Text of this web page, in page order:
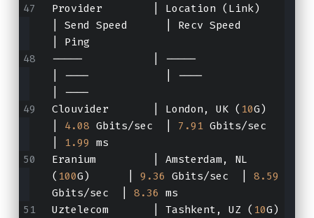
Provider        | Location (Link)
| Send Speed      | Recv Speed
| Ping
-----           | -----
| ----            | ----
| ----
Clouvider       | London, UK ( 10G)
4.08 Gbits/sec  | 7.91 Gbits/sec
1.99 ms
Eranium         | Amsterdam, NL
( 100G)      | 9.36 Gbits/sec  | 8.59
Gbits/sec  | 8.36 ms
Uztelecom       | Tashkent, UZ ( 10G)